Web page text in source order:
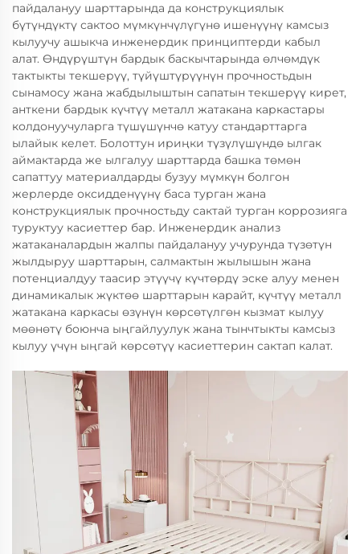
пайдалануу шарттарында да конструкциялык
бүтүндүктү сактоо мүмкүнчүлүгүнө ишенүүнү камсыз
кылуучу ашыкча инженердик принциптерди кабыл
алат. Өндүрүштүн бардык баскычтарында өлчөмдүк
тактыкты текшерүү, түйүштүрүүнүн прочностьдын
сынамосу жана жабдылыштын сапатын текшерүү кирет,
анткени бардык күчтүү металл жатакана каркастары
колдонуучуларга түшүшүнчө катуу стандарттарга
ылайык келет. Болоттун ириңки түзүлүшүндө ылгак
аймактарда же ылгалуу шарттарда башка төмөн
сапаттуу материалдарды бузуу мүмкүн болгон
жерлерде оксидденүүнү баса турган жана
конструкциялык прочностьду сактай турган коррозияга
туруктуу касиеттер бар. Инженердик анализ
жатаканалардын жалпы пайдалануу учурунда түзөтүн
жылдыруу шарттарын, салмактын жылышын жана
потенциалдуу таасир этүүчү күчтөрдү эске алуу менен
динамикалык жүктөө шарттарын карайт, күчтүү металл
жатакана каркасы өзүнүн көрсөтүлгөн кызмат кылуу
мөөнөтү боюнча ыңгайлуулук жана тынчтыкты камсыз
кылуу үчүн ыңгай көрсөтүү касиеттерин сактап калат.